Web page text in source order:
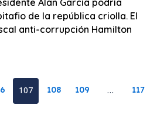
Alan García podría
de la república criolla. El
anti-corrupción Hamilton
107 108 109 … 117